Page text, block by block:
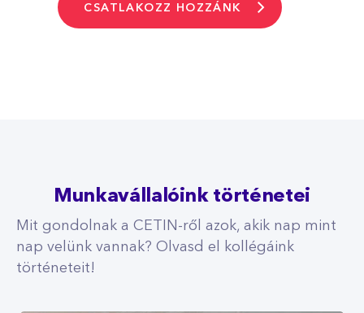
CSATLAKOZZ HOZZÁNK
Munkavállalóink történetei
Mit gondolnak a CETIN-ről azok, akik nap mint
nap velünk vannak? Olvasd el kollégáink
történeteit!